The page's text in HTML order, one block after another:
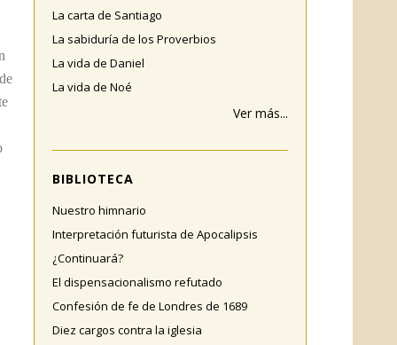
La carta de Santiago
La sabiduría de los Proverbios
La vida de Daniel
La vida de Noé
Ver más...
BIBLIOTECA
Nuestro himnario
Interpretación futurista de Apocalipsis
¿Continuará?
El dispensacionalismo refutado
Confesión de fe de Londres de 1689
Diez cargos contra la iglesia